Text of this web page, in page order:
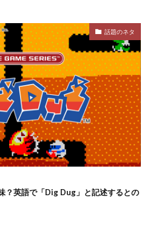
話題のネタ
？英語で「Dig Dug」と記述するとの